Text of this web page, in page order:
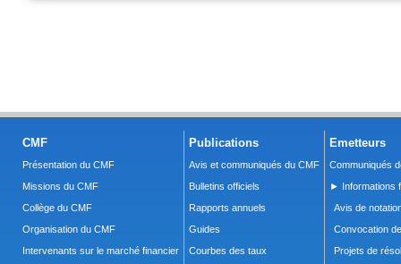
CMF
Présentation du CMF
Missions du CMF
Collège du CMF
Organisation du CMF
Intervenants sur le marché financier
Publications
Avis et communiqués du CMF
Bulletins officiels
Rapports annuels
Guides
Courbes des taux
Emetteurs
Communiqués
► Informations
Avis de
Convocation
Projets de